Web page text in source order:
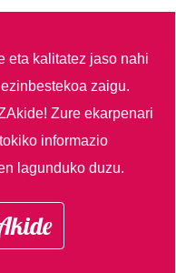
eta kalitatez jaso nahi
zaigu.
Zure ekarpenari
informazio
lagunduko duzu.